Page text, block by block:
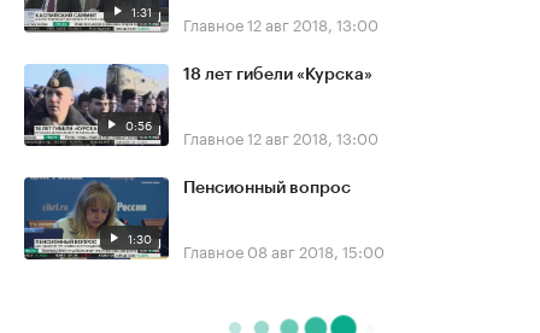
1:31 Главное12 авг 2018, 13:00
0:56
18 лет гибели «Курска»
Главное12 авг 2018, 13:00
1:30
Пенсионный вопрос
Главное 08 авг 2018, 15:00